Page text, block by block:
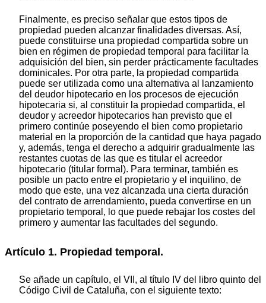
Finalmente, es preciso señalar que estos tipos de
propiedad pueden alcanzar finalidades diversas. Así,
puede constituirse una propiedad compartida sobre un
bien en régimen de propiedad temporal para facilitar la
adquisición del bien, sin perder prácticamente facultades
dominicales. Por otra parte, la propiedad compartida
puede ser utilizada como una alternativa al lanzamiento
del deudor hipotecario en los procesos de ejecución
hipotecaria si, al constituir la propiedad compartida, el
deudor y acreedor hipotecarios han previsto que el
primero continúe poseyendo el bien como propietario
material en la proporción de la cantidad que haya pagado
y, además, tenga el derecho a adquirir gradualmente las
restantes cuotas de las que es titular el acreedor
hipotecario (titular formal). Para terminar, también es
posible un pacto entre el propietario y el inquilino, de
modo que este, una vez alcanzada una cierta duración
del contrato de arrendamiento, pueda convertirse en un
propietario temporal, lo que puede rebajar los costes del
primero y aumentar las facultades del segundo.
Artículo 1. Propiedad temporal.
Se añade un capítulo, el VII, al título IV del libro quinto del
Código Civil de Cataluña, con el siguiente texto: